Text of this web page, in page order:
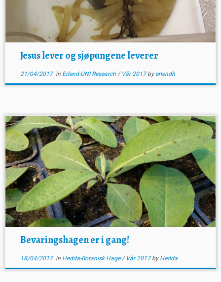
Jesus lever og sjøpungene leverer
21/04/2017in Erlend-UNI Research / Vår 2017by erlendh
Bevaringshagen er i gang!
18/04/2017in Hedda-Botanisk Hage/ Vår 2017by Hedda